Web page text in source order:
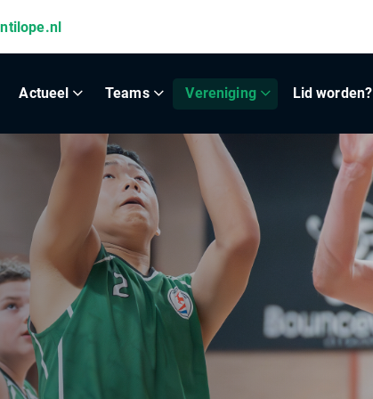
Actueel Teams Vereniging Lid worden?